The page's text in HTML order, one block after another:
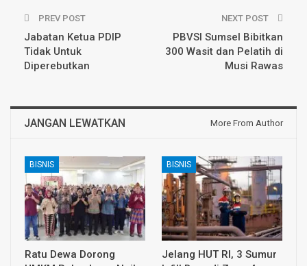
PREV POST
Jabatan Ketua PDIP
Tidak Untuk
Diperebutkan
NEXT POST
PBVSI Sumsel Bibitkan
300 Wasit dan Pelatih di
Musi Rawas
JANGAN LEWATKAN More From Author
BISNIS
Ratu Dewa Dorong
BISNIS
Jelang HUT RI, 3 Sumur